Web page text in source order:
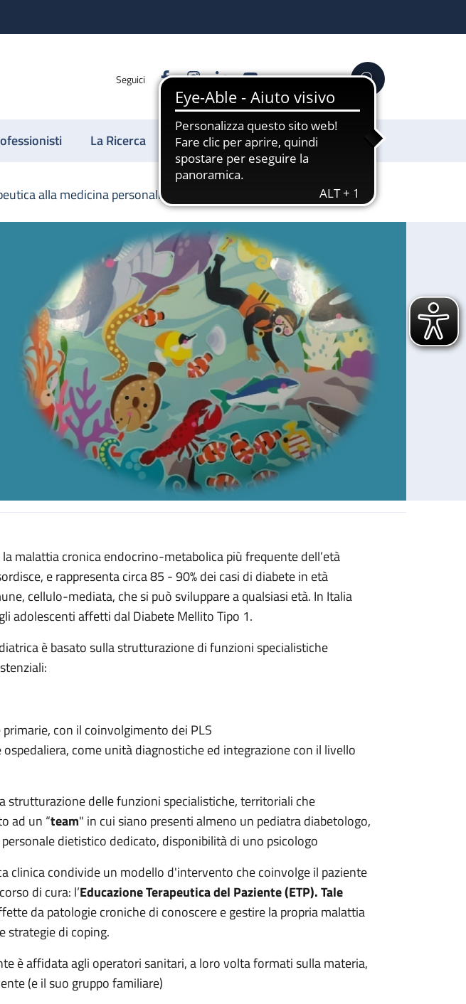
Seguici FacebookInstagram
LinkedinYouTube Cerca
La Ricerca Sostienici
alla medicina personalizzata
personalizzata
malattia cronica endocrino-metabolica più frequente dell’età
e rappresenta circa 85 - 90% dei casi di diabete in età
cellulo-mediata, che si può sviluppare a qualsiasi età. In Italia
adolescenti affetti dal Diabete Mellito Tipo 1.
è basato sulla strutturazione di funzioni specialistiche
con il coinvolgimento dei PLS
ospedaliera, come unità diagnostiche ed integrazione con il livello
strutturazione delle funzioni specialistiche, territoriali che
ad un “team" in cui siano presenti almeno un pediatra diabetologo,
dietistico dedicato, disponibilità di uno psicologo
clinica condivide un modello d'intervento che coinvolge il paziente
di cura: l’Educazione Terapeutica del Paziente (ETP). Tale
da patologie croniche di conoscere e gestire la propria malattia
strategie di coping.
è affidata agli operatori sanitari, a loro volta formati sulla materia,
(e il suo gruppo familiare)